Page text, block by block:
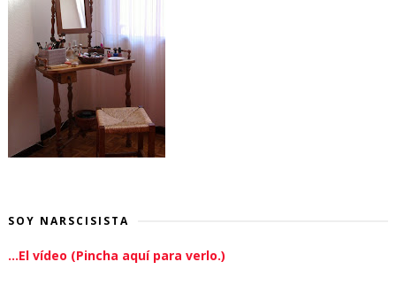
SOY NARSCISISTA
...El vídeo (Pincha aquí para verlo.)